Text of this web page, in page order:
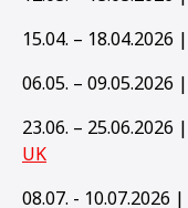
15.04. – 18.04.2026 |
06.05. – 09.05.2026 |
23.06. – 25.06.2026 |
UK
08.07. - 10.07.2026 |